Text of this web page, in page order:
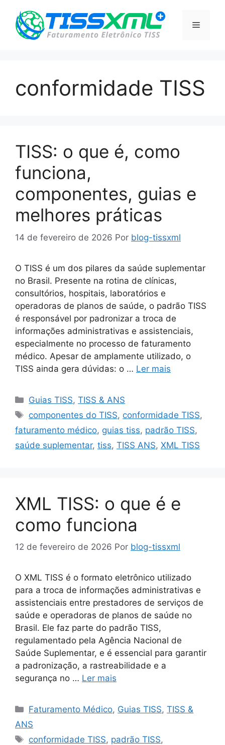
para
Menu
conformidade TISS
TISS: o que é, como
funciona,
componentes, guias e
melhores práticas
14 de fevereiro de 2026 Por blog-tissxml
O TISS é um dos pilares da saúde suplementar
no Brasil. Presente na rotina de clínicas,
consultórios, hospitais, laboratórios e
operadoras de planos de saúde, o padrão TISS
é responsável por padronizar a troca de
informações administrativas e assistenciais,
especialmente no processo de faturamento
médico. Apesar de amplamente utilizado, o
TISS ainda gera dúvidas: o … Ler mais
Categorias
Guias TISS,TISS & ANS
Tags
componentes do TISS, conformidade TISS,
faturamento médico, guias tiss, padrão TISS,
saúde suplementar, tiss, TISS ANS, XML TISS
XML TISS: o que é e
como funciona
12 de fevereiro de 2026 Por blog-tissxml
O XML TISS é o formato eletrônico utilizado
para a troca de informações administrativas e
assistenciais entre prestadores de serviços de
saúde e operadoras de planos de saúde no
Brasil. Ele faz parte do padrão TISS,
regulamentado pela Agência Nacional de
Saúde Suplementar, e é essencial para garantir
a padronização, a rastreabilidade e a
segurança no … Ler mais
Categorias
Faturamento Médico, Guias TISS,TISS &
ANS
Tags
conformidade TISS, padrão TISS,